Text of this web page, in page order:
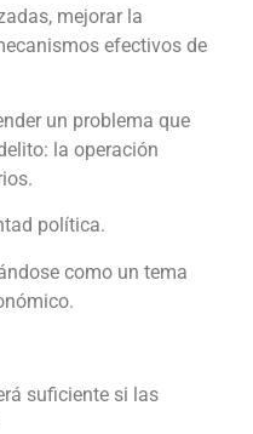
mejorar la
efectivos de
un problema que
la operación
política.
como un tema
suficiente si las